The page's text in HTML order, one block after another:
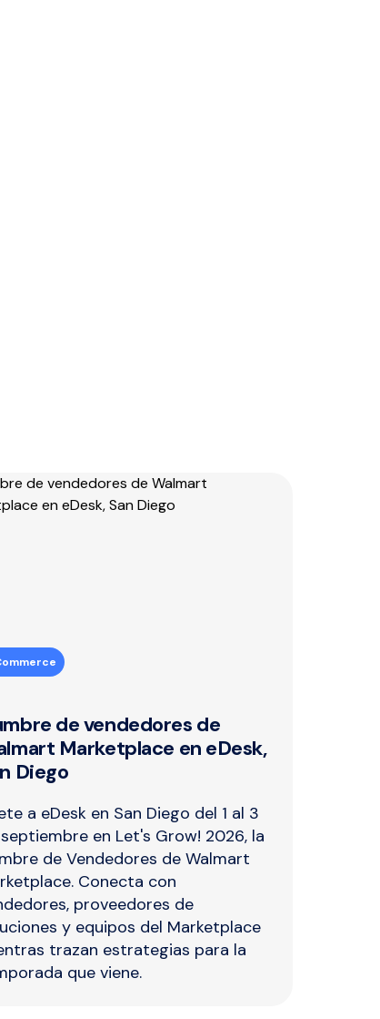
de vendedores de
Marketplace en eDesk,
Diego
a eDesk en San Diego del 1 al 3
en Let's Grow! 2026, la
de Vendedores de Walmart
Conecta con
proveedores de
y equipos del Marketplace
trazan estrategias para la
que viene.